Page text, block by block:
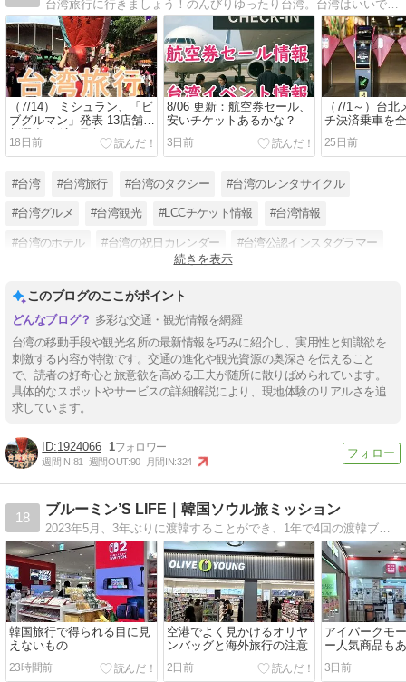
台湾旅行に行きましょう！のんびりゆったり台湾。台湾はいいですね。台湾旅行で役立つ情報いろいろ書いています。ぜひご覧ください。サイトについてのご意見も是非宜しく。
（7/14） ミシュラン、「ビ
ブグルマン」発表 13店舗を
新選出 台湾7県市で146軒
掲載
18日前
8/06 更新：航空券セール、
安いチケットあるかな？
3日前
（7/1～）台北
チ決済乗車を
25日前
#台湾 #台湾旅行 #台湾のタクシー #台湾のレンタサイクル
#台湾グルメ #台湾観光 #LCCチケット情報 #台湾情報
#台湾のホテル #台湾の祝日カレンダー #台湾公認インスタグラマー
続きを表示
このブログのここがポイント
多彩な交通・観光情報を網羅
台湾の移動手段や観光名所の最新情報を巧みに紹介し、実用性と知識欲を
刺激する内容が特徴です。交通の進化や観光資源の奥深さを伝えること
で、読者の好奇心と旅意欲を高める工夫が随所に散りばめられています。
具体的なスポットやサービスの詳細解説により、現地体験のリアルさを追
求しています。
1924066 1
週間IN:81 週間OUT:90 月間IN:324
18
ブルーミン’S LIFE｜韓国ソウル旅ミッション
2023年5月、3年ぶりに渡韓することができ、1年で4回の渡韓ブログを書いてきました。今年度からは「韓国ソウル旅ミッション」として、行くたびに「ミッション完了！」っていえるような旅をしたいなとブログタイトルを変更しました
韓国旅行で得られる目に見
えないもの
23時間前
空港でよく見かけるオリヤ
ンバッグと海外旅行の注意
2日前
アイパークモ
ー人気商品も
3日前